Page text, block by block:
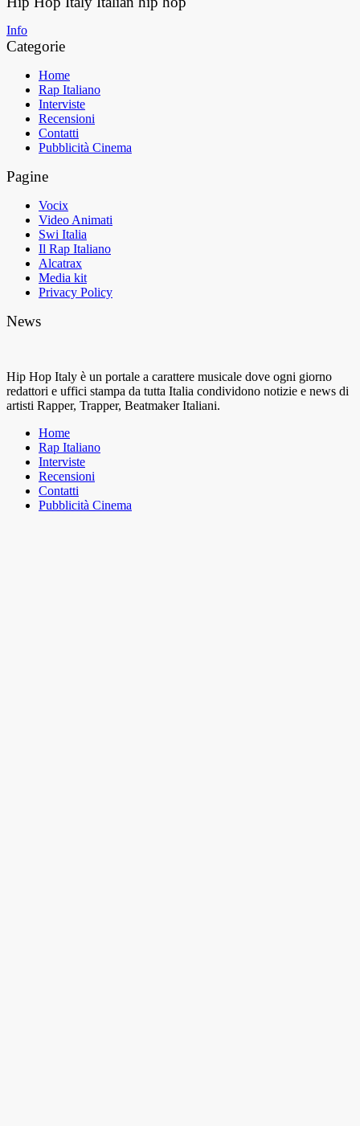
Info
Categorie
Home
Rap Italiano
Interviste
Recensioni
Contatti
Pubblicità Cinema
Pagine
Vocix
Video Animati
Swi Italia
Il Rap Italiano
Alcatrax
Media kit
Privacy Policy
News
Hip Hop Italy è un portale a carattere musicale dove ogni giorno
redattori e uffici stampa da tutta Italia condividono notizie e news di
artisti Rapper, Trapper, Beatmaker Italiani.
Home
Rap Italiano
Interviste
Recensioni
Contatti
Pubblicità Cinema